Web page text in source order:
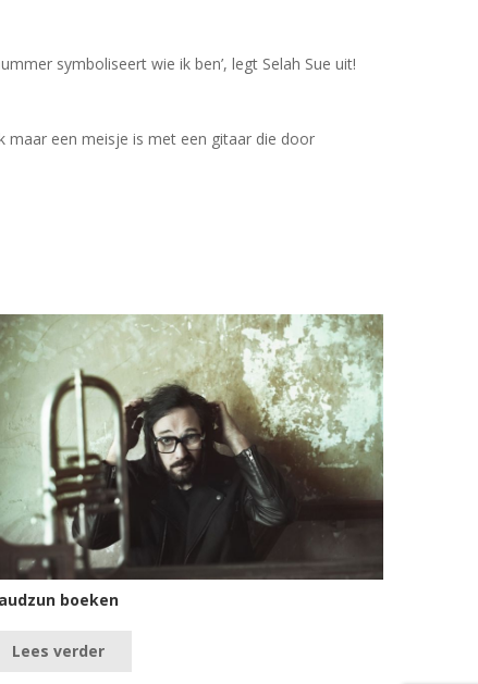
symboliseert wie ik ben’, legt Selah Sue uit!
maar een meisje is met een gitaar die door
boeken
Lees verder